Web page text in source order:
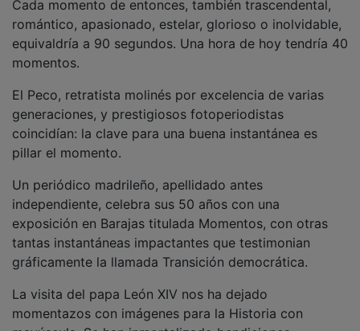
romántico, apasionado, estelar, glorioso o inolvidable,
equivaldría a 90 segundos. Una hora de hoy tendría 40
momentos.
generaciones, y prestigiosos fotoperiodistas
coincidían: la clave para una buena instantánea es
pillar el momento.
independiente, celebra sus 50 años con una
exposición en Barajas titulada Momentos, con otras
tantas instantáneas impactantes que testimonian
gráficamente la llamada Transición democrática.
momentazos con imágenes para la Historia con
mayúscula. Se han inmortalizado bendiciones,